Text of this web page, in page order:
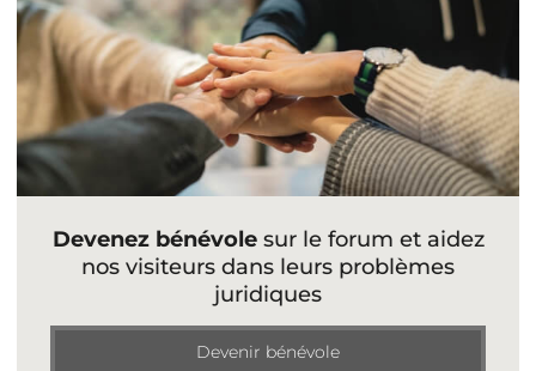
Devenez bénévolesur le forum et aidez
nos visiteurs dans leurs problèmes
juridiques
Devenir bénévole